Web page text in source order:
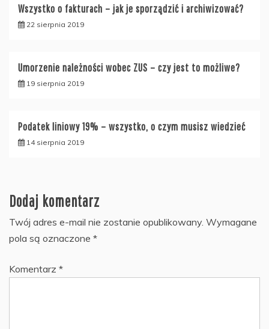
Wszystko o fakturach – jak je sporządzić i archiwizować?
22 sierpnia 2019
Umorzenie należności wobec ZUS – czy jest to możliwe?
19 sierpnia 2019
Podatek liniowy 19% – wszystko, o czym musisz wiedzieć
14 sierpnia 2019
Dodaj komentarz
Twój adres e-mail nie zostanie opublikowany. Wymagane
pola są oznaczone *
Komentarz *